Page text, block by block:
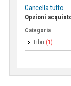
Cancella tutto
Opzioni
Categoria
Libri (1)